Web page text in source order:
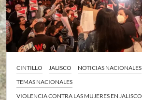
CINTILLO JALISCO
NOTICIAS NACIONALES
TEMAS NACIONALES
VIOLENCIA CONTRA LAS MUJERES EN JALISCO